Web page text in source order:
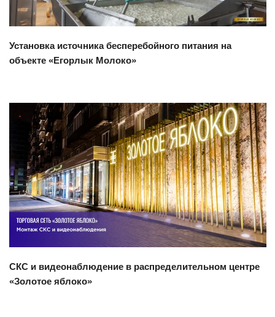
Установка источника бесперебойного питания на
объекте «Егорлык Молоко»
Смотреть проект
СКС и видеонаблюдение в распределительном центре
«Золотое яблоко»